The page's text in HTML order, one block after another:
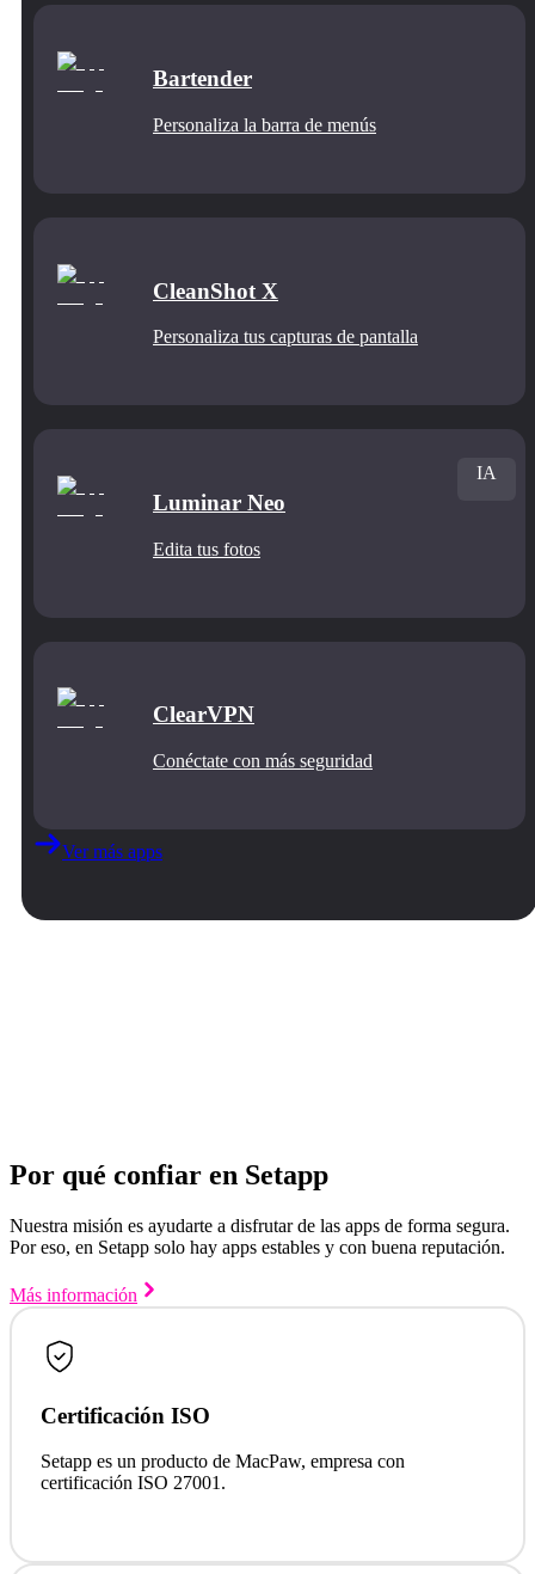
Bartender
Personaliza la barra de menús
CleanShot X
Personaliza tus capturas de pantalla
Luminar Neo
Edita tus fotos
IA
ClearVPN
Conéctate con más seguridad
Ver más apps
Por qué confiar en Setapp
Nuestra misión es ayudarte a disfrutar de las apps de forma segura.
Por eso, en Setapp solo hay apps estables y con buena reputación.
Más información
Certificación ISO
Setapp es un producto de MacPaw, empresa con
certificación ISO 27001.